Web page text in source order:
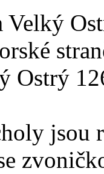
Velký
Ostrý
jsou